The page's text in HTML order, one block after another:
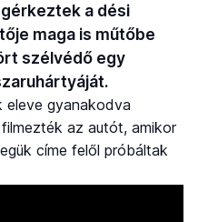
a dési
maga is műtőbe
szélvédő egy
eleve gyanakodva
az autót, amikor
címe felől próbáltak